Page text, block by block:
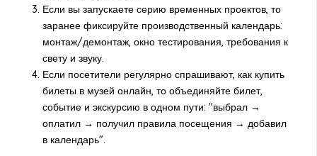
Если вы запускаете серию временных проектов, то
заранее фиксируйте производственный календарь:
монтаж/демонтаж, окно тестирования, требования к
свету и звуку.
Если посетители регулярно спрашивают, как купить
билеты в музей онлайн, то объединяйте билет,
событие и экскурсию в одном пути: "выбрал →
оплатил → получил правила посещения → добавил
в календарь".